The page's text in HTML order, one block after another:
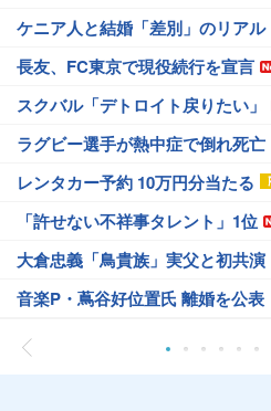
ケニア人と結婚「差別」のリアル
長友、FC東京で現役続行を宣言
スクバル「デトロイト戻りたい」
ラグビー選手が熱中症で倒れ死亡
レンタカー予約 10万円分当たる
「許せない不祥事タレント」1位
大倉忠義「鳥貴族」実父と初共演
音楽P・蔦谷好位置氏 離婚を公表